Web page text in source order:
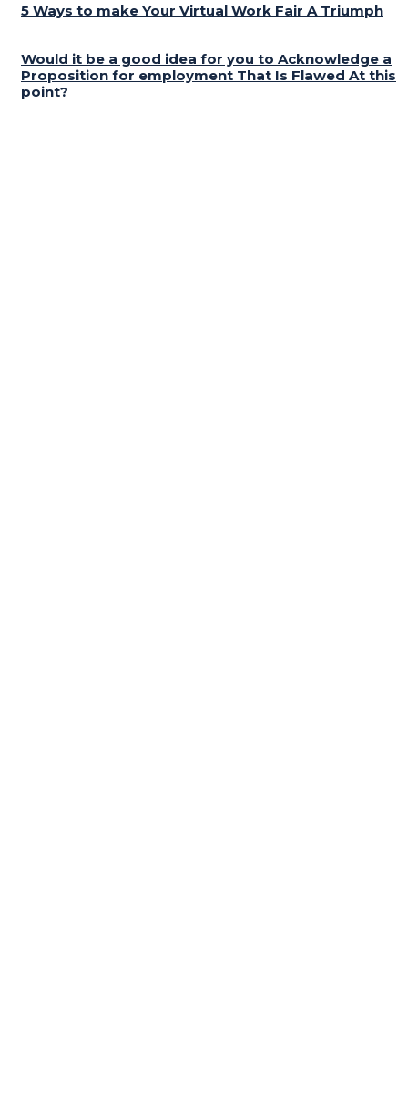
5 Ways to make Your Virtual Work Fair A Triumph
Would it be a good idea for you to Acknowledge a
Proposition for employment That Is Flawed At this
point?